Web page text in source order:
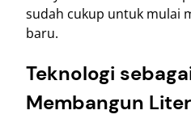
sudah cukup untuk mulai
baru.
Teknologi
Membangun